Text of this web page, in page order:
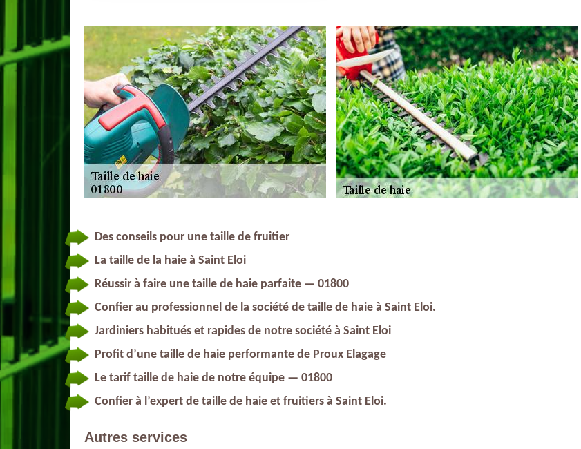
Des conseils pour une taille de fruitier
La taille de la haie à Saint Eloi
Réussir à faire une taille de haie parfaite — 01800
Confier au professionnel de la société de taille de haie à Saint Eloi.
Jardiniers habitués et rapides de notre société à Saint Eloi
Profit d’une taille de haie performante de Proux Elagage
Le tarif taille de haie de notre équipe — 01800
Confier à l’expert de taille de haie et fruitiers à Saint Eloi.
Autres services